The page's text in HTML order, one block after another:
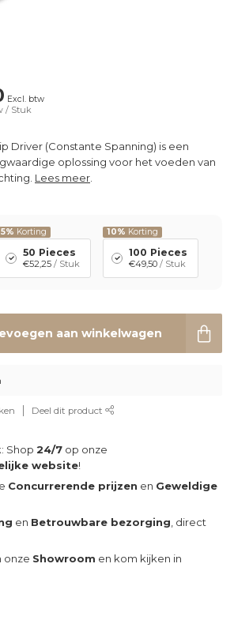
Excl. btw
/ Stuk
Driver (Constante Spanning) is een
oplossing voor het voeden van
Lees meer
5% Korting
50 Pieces
€52,25 / Stuk
10% Korting
100 Pieces
€49,50 / Stuk
aan winkelwagen
Deel dit product
Shop 24/7 op onze
website!
Concurrerende prijzen en Geweldige
en Betrouwbare bezorging , direct
onze Showroom en kom kijken in